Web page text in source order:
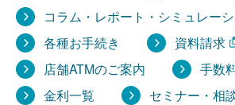
コラム・レポート・シミュレー
各種お手続き
資料請求
店舗ATMのご案内
手数
金利一覧
セミナー・相